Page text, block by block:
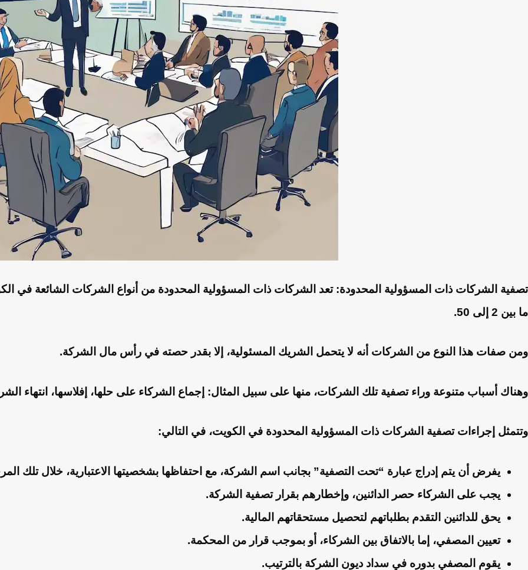
تصفية الشركات ذات المسؤولية المحدودة: تعد الشركات ذات المسؤولية المحدودة من أنواع الشركات الشائعة في
ما بين 2 إلى 50.
ومن صفات هذا النوع من الشركات أنه لا يتحمل الشريك المسئولية، إلا بقدر حصته في رأس مال الشركة.
وهناك أسباب متنوعة وراء تصفية تلك الشركات، منها على سبيل المثال: إجماع الشركاء على حلها، إفلاسها، انتهاء
وتتمثل إجراءات تصفية الشركات ذات المسؤولية المحدودة في الكويت، في التالي:
يفرض أن يتم إدراج عبارة “تحت التصفية” بجانب اسم الشركة، مع احتفاظها بشخصيتها الاعتبارية، خلال تلك
يجب على الشركاء حصر الدائنين، وإخطارهم بقرار تصفية الشركة.
يحق للدائنين التقدم بطلباتهم لتحصيل مستحقاتهم المالية.
تعيين المصفي، إما بالاتفاق بين الشركاء، أو بموجب قرار من المحكمة.
يقوم المصفي بدوره في سداد ديون الشركة بالترتيب.